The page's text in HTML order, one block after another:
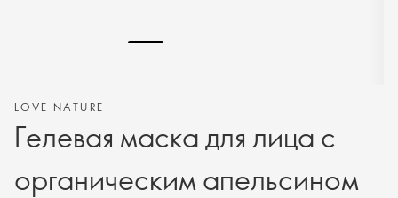
LOVE NATURE
Гелевая маска для лица с
органическим апельсином